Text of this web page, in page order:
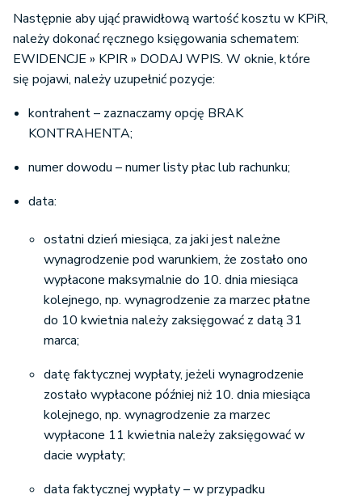
Następnie aby ująć prawidłową wartość kosztu w KPiR,
należy dokonać ręcznego księgowania schematem:
EWIDENCJE » KPIR » DODAJ WPIS. W oknie, które
się pojawi, należy uzupełnić pozycje:
kontrahent – zaznaczamy opcję BRAK
KONTRAHENTA;
numer dowodu – numer listy płac lub rachunku;
data:
ostatni dzień miesiąca, za jaki jest należne
wynagrodzenie pod warunkiem, że zostało ono
wypłacone maksymalnie do 10. dnia miesiąca
kolejnego, np. wynagrodzenie za marzec płatne
do 10 kwietnia należy zaksięgować z datą 31
marca;
datę faktycznej wypłaty, jeżeli wynagrodzenie
zostało wypłacone później niż 10. dnia miesiąca
kolejnego, np. wynagrodzenie za marzec
wypłacone 11 kwietnia należy zaksięgować w
dacie wypłaty;
data faktycznej wypłaty – w przypadku